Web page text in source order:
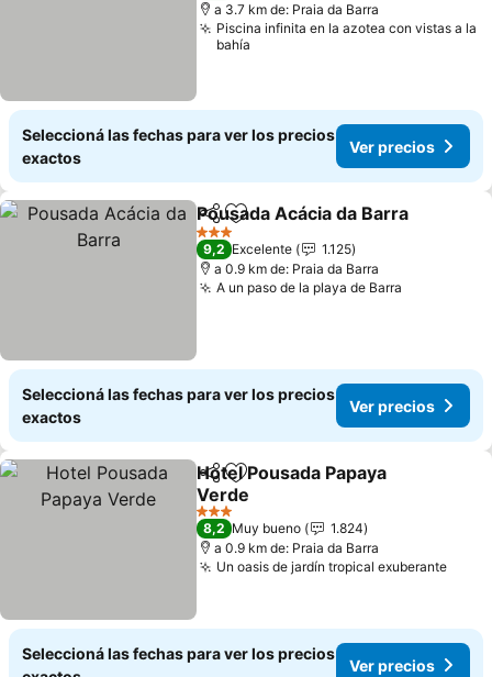
a 3.7 km de: Praia da Barra
Piscina infinita en la azotea con vistas a la
bahía
Seleccioná las fechas para ver los precios
exactos
Ver precios
CompartirAñadir a favoritos
Pousada Acácia da Barra
3 Estrellas
9,2 Excelente
1.125
a 0.9 km de: Praia da Barra
A un paso de la playa de Barra
Seleccioná las fechas para ver los precios
exactos
Ver precios
CompartirAñadir a favoritos
Hotel Pousada Papaya
Verde
Ver precios
3 Estrellas
8,2 Muy bueno
1.824
a 0.9 km de: Praia da Barra
Un oasis de jardín tropical exuberanteVer
Seleccioná las fechas para ver los precios
Ver precios